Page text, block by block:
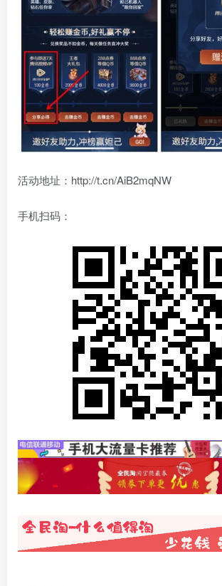
活动地址：http://t.cn/AiB2mqNW
手机扫码：